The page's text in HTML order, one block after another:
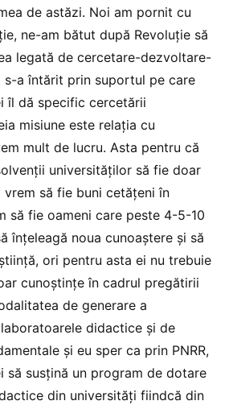
de astăzi. Noi am pornit cu
ne-am bătut după Revoluție să
legată de cercetare-dezvoltare-
s-a întărit prin suportul pe care
îl dă specific cercetării
misiune este relația cu
mult de lucru. Asta pentru că
universităților să fie doar
vrem să fie buni cetățeni în
să fie oameni care peste 4-5-10
înțeleagă noua cunoaștere și să
ori pentru asta ei nu trebuie
cunoștințe în cadrul pregătirii
de generare a
didactice și de
și eu sper ca prin PNRR,
să susțină un program de dotare
din universități fiindcă din